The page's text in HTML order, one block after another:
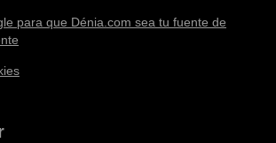
para que Dénia.com sea tu fuente de